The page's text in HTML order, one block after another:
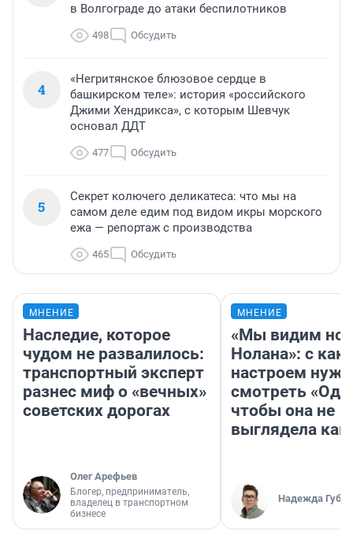
в Волгограде до атаки беспилотников
498 Обсудить
4
«Негритянское блюзовое сердце в
башкирском теле»: история «российского
Джими Хендрикса», с которым Шевчук
основал ДДТ
477 Обсудить
5
Секрет колючего деликатеса: что мы на
самом деле едим под видом икры морского
ежа — репортаж с производства
465 Обсудить
МНЕНИЕ
Наследие, которое
чудом не развалилось:
транспортный эксперт
разнес миф о «вечных»
советских дорогах
Олег Арефьев
Блогер, предприниматель,
владелец в транспортном
бизнесе
МНЕНИЕ
«Мы видим
Нолана»: с
настроем
смотреть
чтобы она не
выглядела как
Надежда